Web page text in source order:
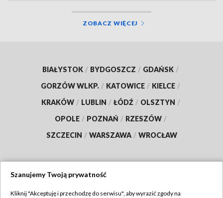
ZOBACZ WIĘCEJ
BIAŁYSTOK / BYDGOSZCZ / GDAŃSK /
GORZÓW WLKP. / KATOWICE / KIELCE /
KRAKÓW / LUBLIN / ŁÓDŹ / OLSZTYN /
OPOLE / POZNAŃ / RZESZÓW /
SZCZECIN / WARSZAWA / WROCŁAW
Szanujemy Twoją prywatność
Kliknij "Akceptuję i przechodzę do serwisu", aby wyrazić zgody na